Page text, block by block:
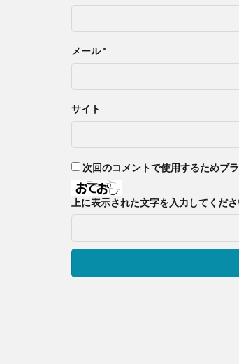
メール*
サイト
次回のコメントで使用するためブ
上に表示された文字を入力してくださ